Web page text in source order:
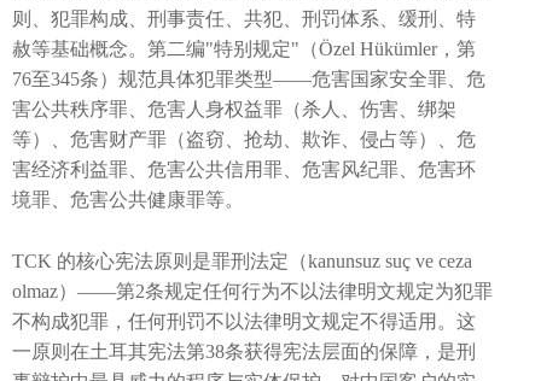
则、犯罪构成、刑事责任、共犯、刑罚体系、缓刑、特
赦等基础概念。第二编"特别规定"（Özel Hükümler，第
76至345条）规范具体犯罪类型——危害国家安全罪、危
害公共秩序罪、危害人身权益罪（杀人、伤害、绑架
等）、危害财产罪（盗窃、抢劫、欺诈、侵占等）、危
害经济利益罪、危害公共信用罪、危害风纪罪、危害环
境罪、危害公共健康罪等。
TCK 的核心宪法原则是罪刑法定（kanunsuz suç ve ceza
olmaz）——第2条规定任何行为不以法律明文规定为犯罪
不构成犯罪，任何刑罚不以法律明文规定不得适用。这
一原则在土耳其宪法第38条获得宪法层面的保障，是刑